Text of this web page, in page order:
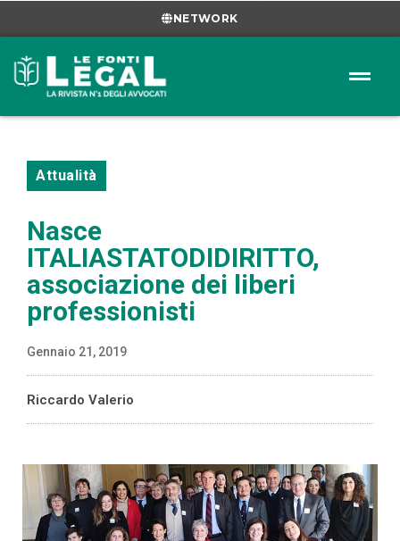
NETWORK
Attualità
Nasce
ITALIASTATODIDIRITTO,
associazione dei liberi
professionisti
Gennaio 21, 2019
Riccardo Valerio